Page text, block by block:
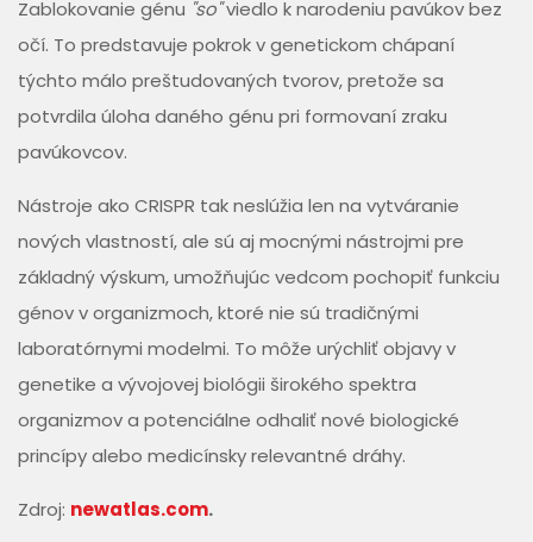
Zablokovanie génu "so"viedlo k narodeniu pavúkov bez
očí. To predstavuje pokrok v genetickom chápaní
týchto málo preštudovaných tvorov, pretože sa
potvrdila úloha daného génu pri formovaní zraku
pavúkovcov.
Nástroje ako CRISPR tak neslúžia len na vytváranie
nových vlastností, ale sú aj mocnými nástrojmi pre
základný výskum, umožňujúc vedcom pochopiť funkciu
génov v organizmoch, ktoré nie sú tradičnými
laboratórnymi modelmi. To môže urýchliť objavy v
genetike a vývojovej biológii širokého spektra
organizmov a potenciálne odhaliť nové biologické
princípy alebo medicínsky relevantné dráhy.
Zdroj: newatlas.com.